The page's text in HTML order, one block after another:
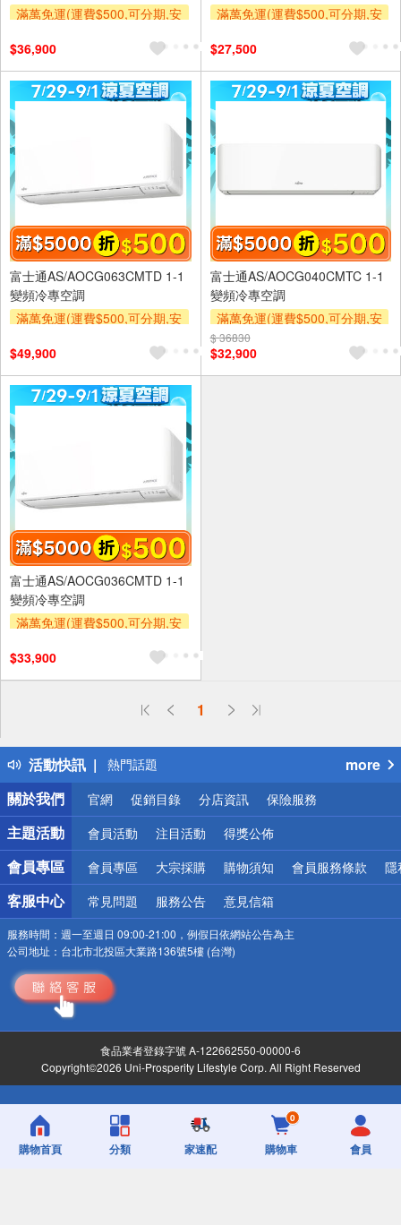
滿萬免運(運費$500,可分期,安
及使用6期以上分期0利率,需付
基本安裝運費)
滿額折$500
滿額贈券
$36,900
滿萬免運(運費$500,可分期,安
及使用6期以上分期0利率,需付
基本安裝運費)
滿額折$500
滿額贈券
$27,500
富士通AS/AOCG063CMTD 1-1
變頻冷專空調
滿萬免運(運費$500,可分期,安
及使用6期以上分期0利率,需付
基本安裝運費)
滿額折$500
滿額贈券
$49,900
富士通AS/AOCG040CMTC 1-1
變頻冷專空調
滿萬免運(運費$500,可分期,安
裝跨區費另計,單品未滿1萬元
及使用6期以上分期0利率,需付
基本安裝運費)
$ 36830
$32,900
富士通AS/AOCG036CMTD 1-1
變頻冷專空調
滿萬免運(運費$500,可分期,安
及使用6期以上分期0利率,需付
基本安裝運費)
$33,900
1
活動快訊
偏遠地區配送
得獎公告
熱門話題
銀行優惠
偏遠地區配送
詐騙網頁！請小心！
more
關於我們
官網 促銷目錄 分店資訊 保險服務
主題活動 會員活動 注目活動 得獎公佈
會員專區 會員專區 大宗採購 購物須知 會員服務條款 隱
客服中心 常見問題 服務公告 意見信箱
服務時間： 週一至週日 09:00-21:00，例假日依網站公告為主
公司地址： 台北市北投區大業路136號5樓 (台灣)
食品業者登錄字號 A-122662550-00000-6
Copyright©2026 Uni-Prosperity Lifestyle Corp. All Right Reserved
購物首頁 分類 家速配
0
購物車 會員